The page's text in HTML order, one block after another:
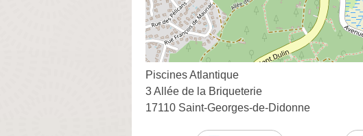
Piscines Atlantique
3 Allée de la Briqueterie
17110 Saint-Georges-de-Didonne